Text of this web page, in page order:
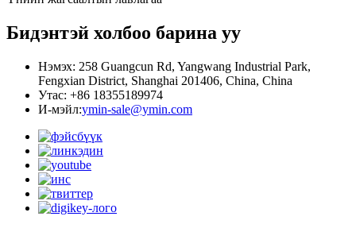
Бидэнтэй холбоо барина уу
Нэмэх: 258 Guangcun Rd, Yangwang Industrial Park,
Fengxian District, Shanghai 201406, China, China
Утас: +86 18355189974
И-мэйл:ymin-sale@ymin.com